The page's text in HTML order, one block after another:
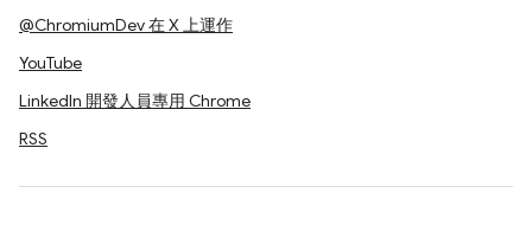
@ChromiumDev 在 X 上運作
YouTube
LinkedIn 開發人員專用 Chrome
RSS